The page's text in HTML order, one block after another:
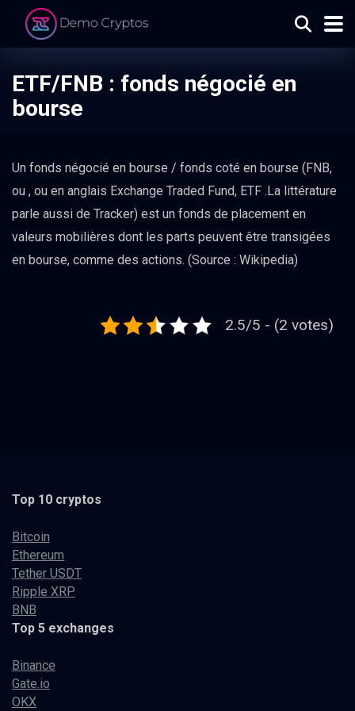
ETF/FNB : fonds négocié en
bourse
Un fonds négocié en bourse / fonds coté en bourse (FNB,
ou , ou en anglais Exchange Traded Fund, ETF .La littérature
parle aussi de Tracker) est un fonds de placement en
valeurs mobilières dont les parts peuvent être transigées
en bourse, comme des actions. (Source : Wikipedia)
2.5/5 - (2 votes)
Top 10 cryptos
Bitcoin
Ethereum
Tether USDT
Ripple XRP
BNB
Top 5 exchanges
Binance
Gate.io
OKX